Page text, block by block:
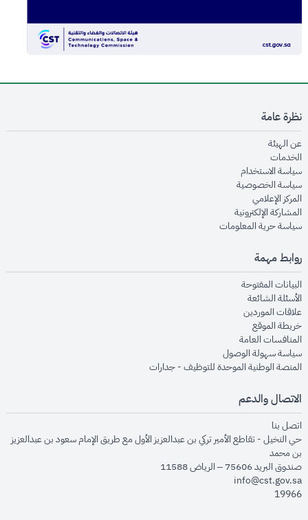
نظرة عامة
عن الهيئةopens in new window
الخدماتopens in new window
سياسة الاستخدام
سياسة الخصوصيةopens in new window
المركز الإعلاميopens in new window
المشاركة الإلكترونيةopens in new window
سياسة حرية المعلوماتopens in new window
روابط مهمة
البيانات المفتوحةopens in new window
الأسئلة الشائعةopens in new window
علاقات الموردينopens in new window
خريطة الموقعopens in new window
المنافسات العامةopens in new window
سياسة سهولة الوصولopens in new window
المنصة الوطنية الموحدة للتوظيف - جداراتopens in new window
الاتصال والدعم
اتصل بنا
حي النخيل - تقاطع الأمير تركي بن عبدالعزيز الأول مع طريق الإمام سعود بن عبدالعزيز
بن محمد
صندوق البريد 75606 – الرياض 11588
info@cst.gov.sa
19966